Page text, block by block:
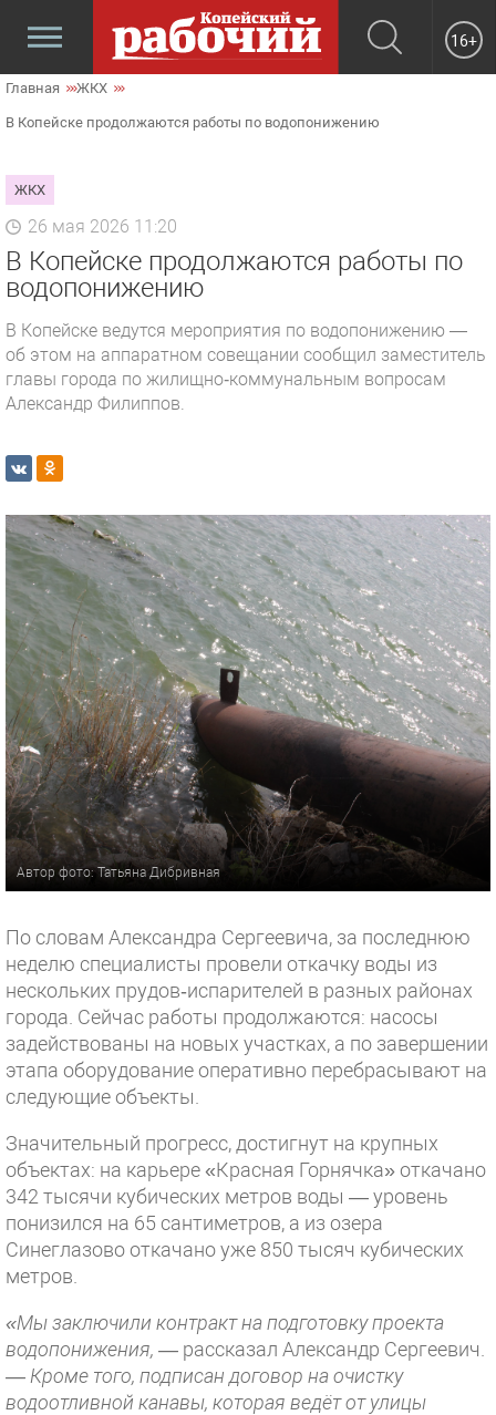
16+
Главная ЖКХ
В Копейске продолжаются работы по водопонижению
ЖКХ
26 мая 2026 11:20
В Копейске продолжаются работы по
водопонижению
В Копейске ведутся мероприятия по водопонижению —
об этом на аппаратном совещании сообщил заместитель
главы города по жилищно‑коммунальным вопросам
Александр Филиппов.
Автор фото: Татьяна Дибривная
По словам Александра Сергеевича, за последнюю
неделю специалисты провели откачку воды из
нескольких прудов‑испарителей в разных районах
города. Сейчас работы продолжаются: насосы
задействованы на новых участках, а по завершении
этапа оборудование оперативно перебрасывают на
следующие объекты.
Значительный прогресс, достигнут на крупных
объектах: на карьере «Красная Горнячка» откачано
342 тысячи кубических метров воды — уровень
понизился на 65 сантиметров, а из озера
Синеглазово откачано уже 850 тысяч кубических
метров.
«Мы заключили контракт на подготовку проекта
водопонижения, — рассказал Александр Сергеевич.
— Кроме того, подписан договор на очистку
водоотливной канавы, которая ведёт от улицы